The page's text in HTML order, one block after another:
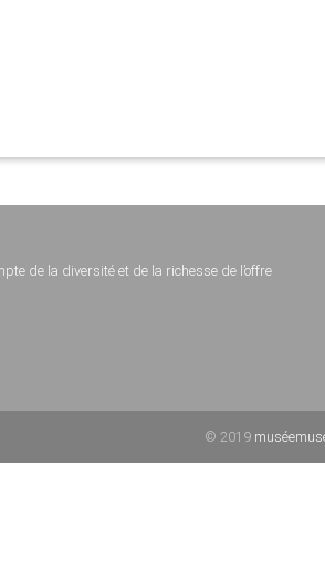
de la diversité et de la richesse de l’offre
© 2019